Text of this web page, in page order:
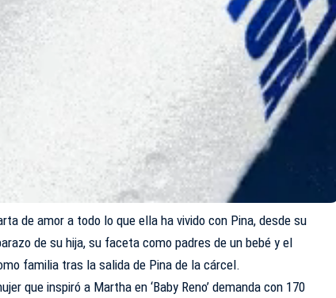
de amor a todo lo que ella ha vivido con Pina, desde su
de su hija, su faceta como padres de un bebé y el
familia tras la salida de Pina de la cárcel.
que inspiró a Martha en ‘Baby Reno’ demanda con 170